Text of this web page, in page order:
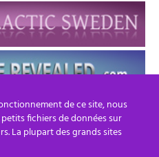
de ce site, nous
fichiers de données sur
La plupart des grands sites